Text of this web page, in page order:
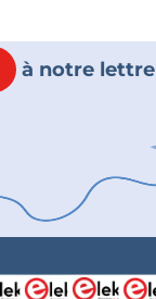
à notre lettre